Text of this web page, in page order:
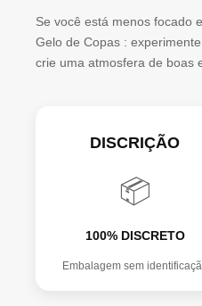
Se você está menos focado
Gelo de Copas :
crie uma atmosfera de boas
DISCRIÇÃO
📦
100% DISCRETO
Embalagem sem